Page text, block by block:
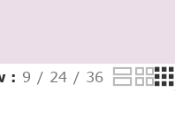
9 24 36